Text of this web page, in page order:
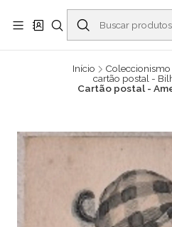
Buscantiguidades - Leilões.
Castelo -
Leia
Início
cartão postal -
Cartão postal -